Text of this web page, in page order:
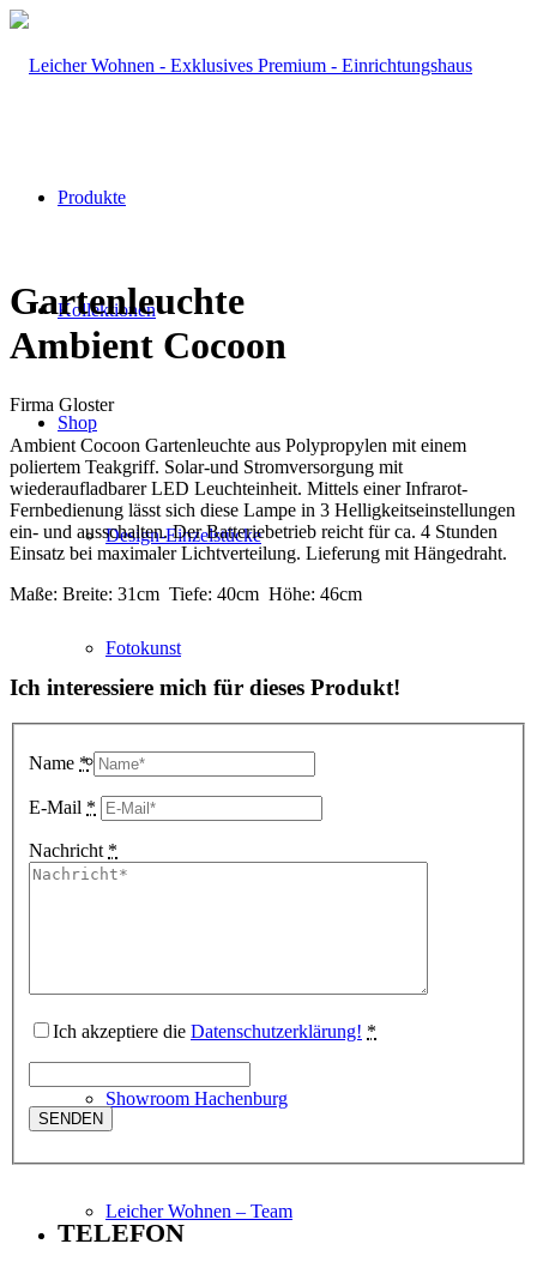
Produkte
Kollektionen
Shop
Design-Einzelstücke
Fotokunst
3D Visualisierungen
Geschenkgutscheine
Showroom Hachenburg
Leicher Wohnen – Team
Gartenleuchte
Ambient Cocoon
Firma Gloster
Ambient Cocoon Gartenleuchte aus Polypropylen mit einem
poliertem Teakgriff. Solar-und Stromversorgung mit
wiederaufladbarer LED Leuchteinheit. Mittels einer Infrarot-
Fernbedienung lässt sich diese Lampe in 3 Helligkeitseinstellungen
ein- und ausschalten. Der Batteriebetrieb reicht für ca. 4 Stunden
Einsatz bei maximaler Lichtverteilung. Lieferung mit Hängedraht.
Maße: Breite: 31cm Tiefe: 40cm Höhe: 46cm
Ich interessiere mich für dieses Produkt!
Name *
E-Mail *
Nachricht *
Ich akzeptiere die Datenschutzerklärung! *
TELEFON